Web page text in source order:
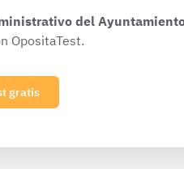
del
OpositaTest.
gratis